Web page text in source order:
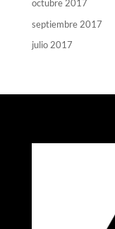
octubre 2017
septiembre 2017
julio 2017